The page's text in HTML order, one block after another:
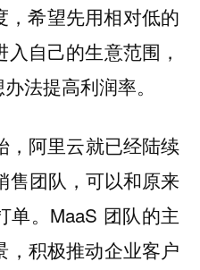
，希望先用相对低的
自己的生意范围，
法提高利润率。
，阿里云就已经陆续
售团队，可以和原来
单。MaaS 团队的主
，积极推动企业客户